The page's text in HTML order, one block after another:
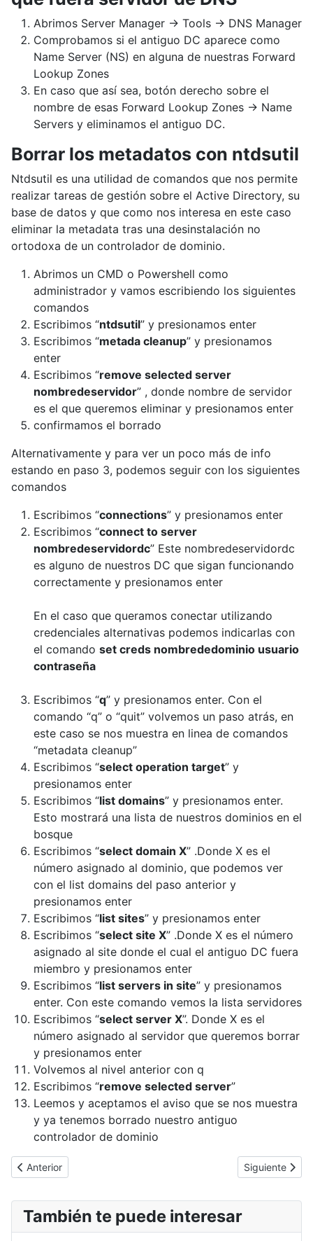
Abrimos Server Manager -> Tools -> DNS Manager
Comprobamos si el antiguo DC aparece como
Name Server (NS) en alguna de nuestras Forward
Lookup Zones
En caso que así sea, botón derecho sobre el
nombre de esas Forward Lookup Zones -> Name
Servers y eliminamos el antiguo DC.
Borrar los metadatos con ntdsutil
Ntdsutil es una utilidad de comandos que nos permite
realizar tareas de gestión sobre el Active Directory, su
base de datos y que como nos interesa en este caso
eliminar la metadata tras una desinstalación no
ortodoxa de un controlador de dominio.
Abrimos un CMD o Powershell como
administrador y vamos escribiendo los siguientes
comandos
Escribimos “ntdsutil” y presionamos enter
Escribimos “metada cleanup” y presionamos
enter
Escribimos “remove selected server
nombredeservidor” , donde nombre de servidor
es el que queremos eliminar y presionamos enter
confirmamos el borrado
Alternativamente y para ver un poco más de info
estando en paso 3, podemos seguir con los siguientes
comandos
Escribimos “connections” y presionamos enter
Escribimos “connect to server
nombredeservidordc” Este nombredeservidordc
es alguno de nuestros DC que sigan funcionando
correctamente y presionamos enter
En el caso que queramos conectar utilizando
credenciales alternativas podemos indicarlas con
el comando set creds nombrededominio usuario
contraseña
Escribimos “q” y presionamos enter. Con el
comando “q” o “quit” volvemos un paso atrás, en
este caso se nos muestra en linea de comandos
“metadata cleanup”
Escribimos “select operation target” y
presionamos enter
Escribimos “list domains” y presionamos enter.
Esto mostrará una lista de nuestros dominios en el
bosque
Escribimos “select domain X” .Donde X es el
número asignado al dominio, que podemos ver
con el list domains del paso anterior y
presionamos enter
Escribimos “list sites” y presionamos enter
Escribimos “select site X” .Donde X es el número
asignado al site donde el cual el antiguo DC fuera
miembro y presionamos enter
Escribimos “list servers in site” y presionamos
enter. Con este comando vemos la lista servidores
Escribimos “select server X”. Donde X es el
número asignado al servidor que queremos borrar
y presionamos enter
Volvemos al nivel anterior con q
Escribimos “remove selected server”
Leemos y aceptamos el aviso que se nos muestra
y ya tenemos borrado nuestro antiguo
controlador de dominio
Artículo anterior: [Cybertruco]Gestión de Active Directory con
Anterior Artículo
Siguiente
También te puede interesar